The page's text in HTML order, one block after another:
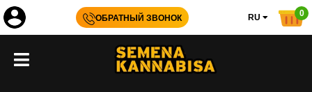
ОБРАТНЫЙ ЗВОНОК RU 0